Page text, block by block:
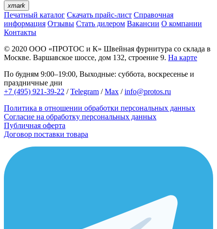
xmark
Печатный каталог Скачать прайс-лист Справочная
информация Отзывы Стать дилером Вакансии О компании
Контакты
© 2020 ООО «ПРОТОС и К» Швейная фурнитура со склада в
Москве. Варшавское шоссе, дом 132, строение 9. На карте
По будням 9:00–19:00, Выходные: суббота, воскресенье и
праздничные дни
+7 (495) 921-39-22 /Telegram /Max /info@protos.ru
Политика в отношении обработки персональных данных
Согласие на обработку персональных данных
Публичная оферта
Договор поставки товара